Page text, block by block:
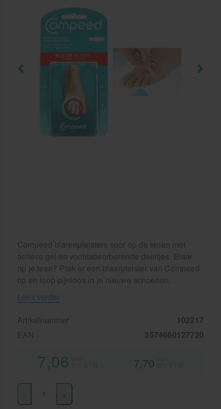
Compeed blarenpleisters voor op de tenen met
actieve gel en vochtabsorberende deeltjes. Blaar
op je teen? Plak er een blaarpleister van Compeed
op en loop pijnloos in je nieuwe schoenen.
Lees verder
Artikelnummer
102217
EAN
3574660127720
7,06 7,70